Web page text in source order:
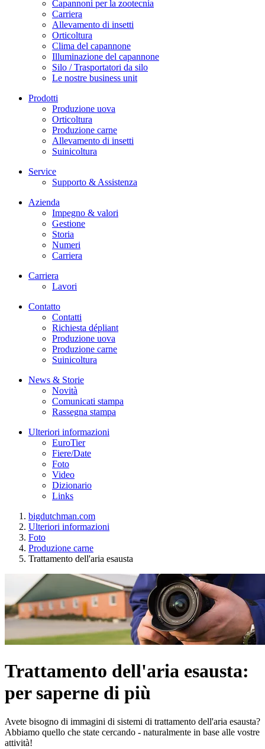
Capannoni per la zootecnia
Carriera
Allevamento di insetti
Orticoltura
Clima del capannone
Illuminazione del capannone
Silo / Trasportatori da silo
Le nostre business unit
Prodotti
Produzione uova
Orticoltura
Produzione carne
Allevamento di insetti
Suinicoltura
Service
Supporto & Assistenza
Azienda
Impegno & valori
Gestione
Storia
Numeri
Carriera
Carriera
Lavori
Contatto
Contatti
Richiesta dépliant
Produzione uova
Produzione carne
Suinicoltura
News & Storie
Novità
Comunicati stampa
Rassegna stampa
Ulteriori informazioni
EuroTier
Fiere/Date
Foto
Video
Dizionario
Links
bigdutchman.com
Ulteriori informazioni
Foto
Produzione carne
Trattamento dell'aria esausta
Trattamento dell'aria esausta:
per saperne di più
Avete bisogno di immagini di sistemi di trattamento dell'aria esausta?
Abbiamo quello che state cercando - naturalmente in base alle vostre
attività!